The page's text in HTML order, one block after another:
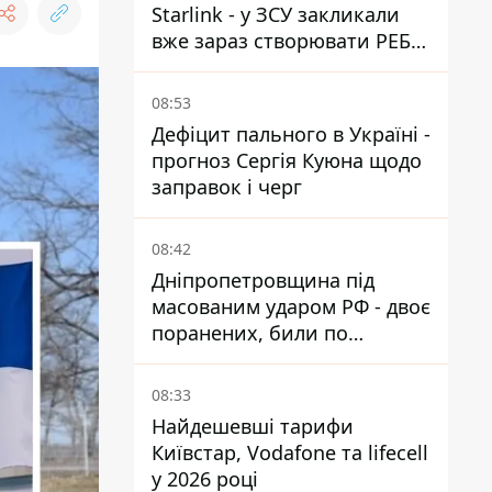
Starlink - у ЗСУ закликали
вже зараз створювати РЕБ
проти нової загрози
08:53
Дефіцит пального в Україні -
прогноз Сергія Куюна щодо
заправок і черг
08:42
Дніпропетровщина під
масованим ударом РФ - двоє
поранених, били по
Нікопольщині та
Синельниківщині
08:33
Найдешевші тарифи
Київстар, Vodafone та lifecell
у 2026 році